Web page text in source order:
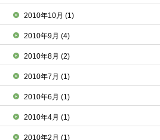
2010年10月(1)
2010年9月(4)
2010年8月(2)
2010年7月(1)
2010年6月(1)
2010年4月(1)
2010年2月(1)